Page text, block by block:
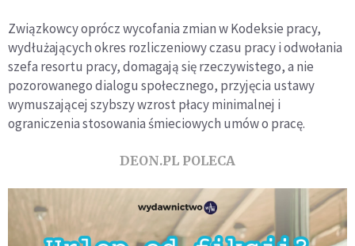
Związkowcy oprócz wycofania zmian w Kodeksie pracy,
wydłużających okres rozliczeniowy czasu pracy i odwołania
szefa resortu pracy, domagają się rzeczywistego, a nie
pozorowanego dialogu społecznego, przyjęcia ustawy
wymuszającej szybszy wzrost płacy minimalnej i
ograniczenia stosowania śmieciowych umów o pracę.
DEON.PL POLECA